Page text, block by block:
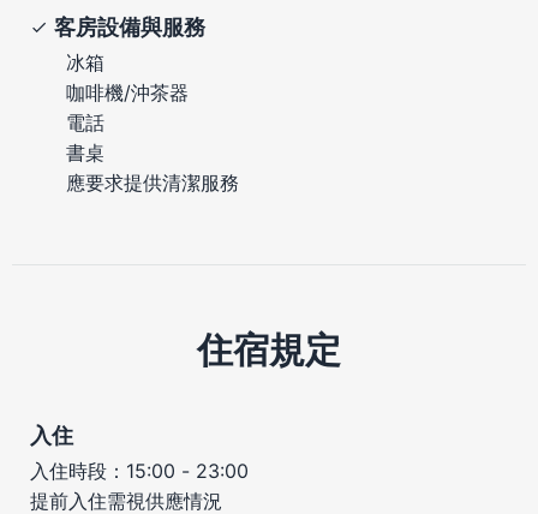
客房設備與服務
冰箱
咖啡機/沖茶器
電話
書桌
應要求提供清潔服務
住宿規定
入住
入住時段：15:00 - 23:00
提前入住需視供應情況